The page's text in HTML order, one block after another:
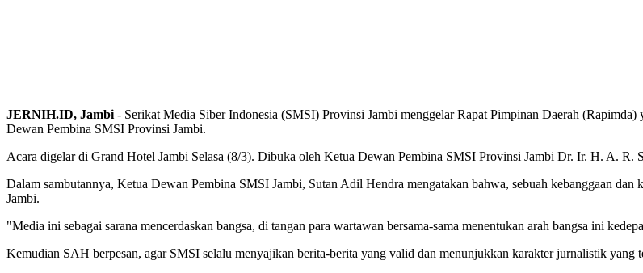
JERNIH.ID, Jambi - Serikat Media Siber Indonesia (SMSI) Provinsi Jambi menggelar Rapat Pimpinan Daerah
Dewan Pembina SMSI Provinsi Jambi.
Acara digelar di Grand Hotel Jambi Selasa (8/3). Dibuka oleh Ketua Dewan Pembina SMSI Provinsi Jambi Dr. Ir. H. A. R.
Dalam sambutannya, Ketua Dewan Pembina SMSI Jambi, Sutan Adil Hendra mengatakan bahwa, sebuah kebanggaan
Jambi.
"Media ini sebagai sarana mencerdaskan bangsa, di tangan para wartawan bersama-sama menentukan arah bangsa ini
Kemudian SAH berpesan, agar SMSI selalu menyajikan berita-berita yang valid dan menunjukkan karakter jurnalistik yang